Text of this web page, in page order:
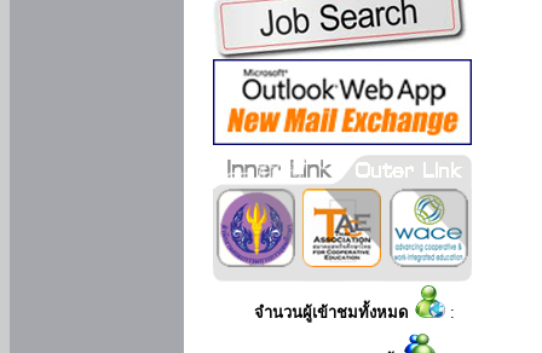
จำนวนผู้เข้าชมทั้งหมด :